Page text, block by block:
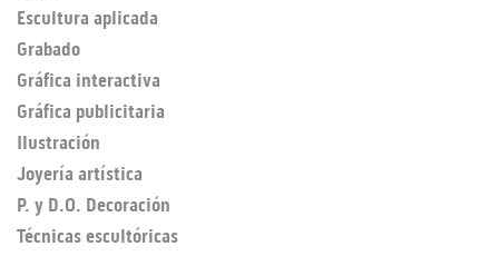
Escultura aplicada
Grabado
Gráfica interactiva
Gráfica publicitaria
Ilustración
Joyería artística
P. y D.O. Decoración
Técnicas escultóricas